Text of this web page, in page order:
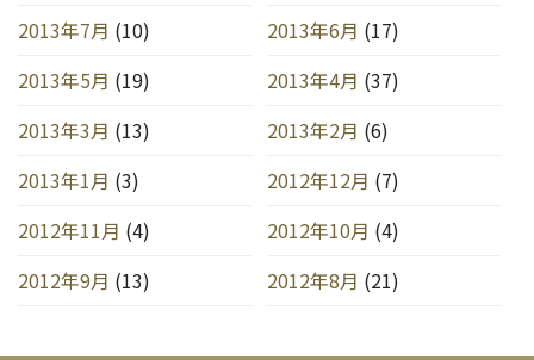
2013年7月 (10) 2013年6月 (17)
2013年5月 (19) 2013年4月 (37)
2013年3月 (13) 2013年2月 (6)
2013年1月 (3) 2012年12月 (7)
2012年11月 (4) 2012年10月 (4)
2012年9月 (13) 2012年8月 (21)